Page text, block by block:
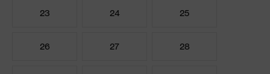
23 24 25
26 27 28